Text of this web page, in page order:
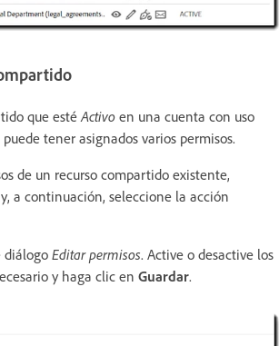
que esté Activo en una cuenta con uso
tener asignados varios permisos.
de un recurso compartido existente,
a continuación, seleccione la acción
diálogo Editar permisos. Active o desactive los
y haga clic en Guardar.